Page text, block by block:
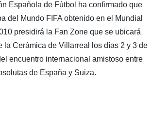
Española de Fútbol ha confirmado que
del Mundo FIFA obtenido en el Mundial
presidirá la Fan Zone que se ubicará
la Cerámica de Villarreal los días 2 y 3 de
encuentro internacional amistoso entre
de España y Suiza.